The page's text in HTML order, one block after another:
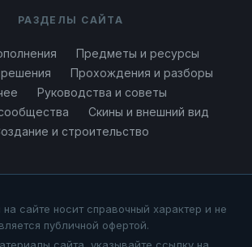
РАЗДЕЛЫ САЙТА
Предметы и ресурсы
Прохождения и разборы
Руководства и советы
Скины и внешний вид
и строительство
сайте носит справочный характер и не
публичной офертой.